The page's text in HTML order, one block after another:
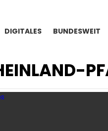
DIGITALES BUNDESWEIT